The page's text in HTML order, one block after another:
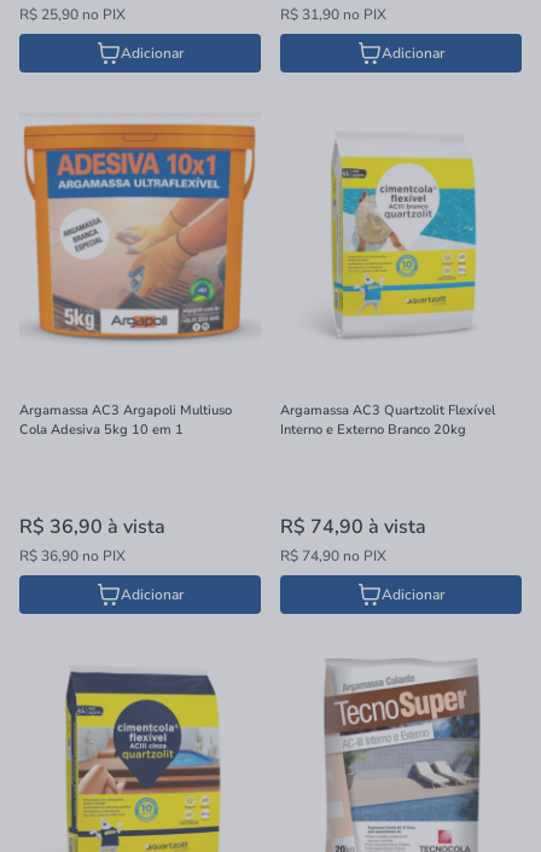
R$ 25,90 no PIX
Adicionar
R$ 31,90 no PIX
Adicionar
Argamassa AC3 Argapoli Multiuso
Cola Adesiva 5kg 10 em 1
R$ 36,90 à vista
R$ 36,90 no PIX
Adicionar
Argamassa AC3 Quartzolit Flexível
Interno e Externo Branco 20kg
R$ 74,90 à vista
R$ 74,90 no PIX
Adicionar